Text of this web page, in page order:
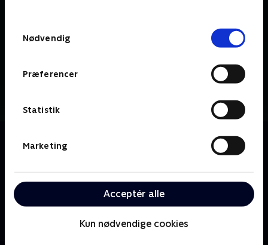
Nødvendig
Præferencer
Statistik
Marketing
Acceptér alle
Kun nødvendige cookies
Næsten 500.000 personer har et alkoholproblem i
med store økonomiske og menneskelige
konsekvenser. Dokumentarserie på TV 2 går helt tæt
på en gruppe helt almindelige danskeres kamp mod
alkohol på et behandlingshjem. Kan de få det liv, de